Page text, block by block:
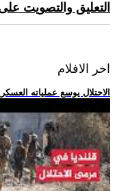
التعليق والتصويت
اخر الافلام
.. الاحتلال يوسع عملياته